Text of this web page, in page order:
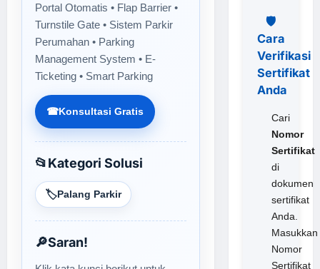
Portal Otomatis • Flap Barrier •
Turnstile Gate • Sistem Parkir
Perumahan • Parking
Management System • E-
Ticketing • Smart Parking
☎Konsultasi Gratis
📂Kategori Solusi
🏷️Palang Parkir
🔎Saran!
🛡️
Cara
Verifikasi
Sertifikat
Anda
Cari
Nomor
Sertifikat
di
dokumen
sertifikat
Anda.
Masukkan
Nomor
Sertifikat